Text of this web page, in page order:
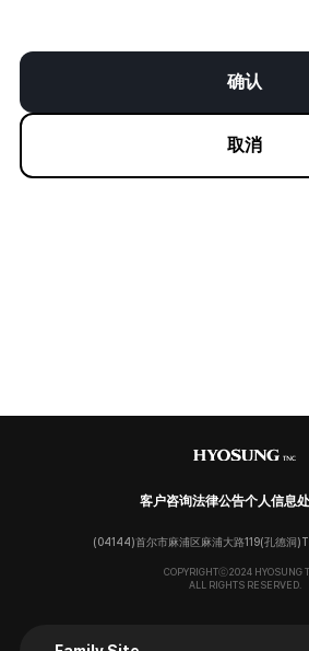
确认
取消
客户咨询法律公告个人信息
(04144)首尔市麻浦区麻浦大路119(孔德洞)
COPYRIGHTⓒ2024 HYOSUNG
ALL RIGHTS RESERVED.